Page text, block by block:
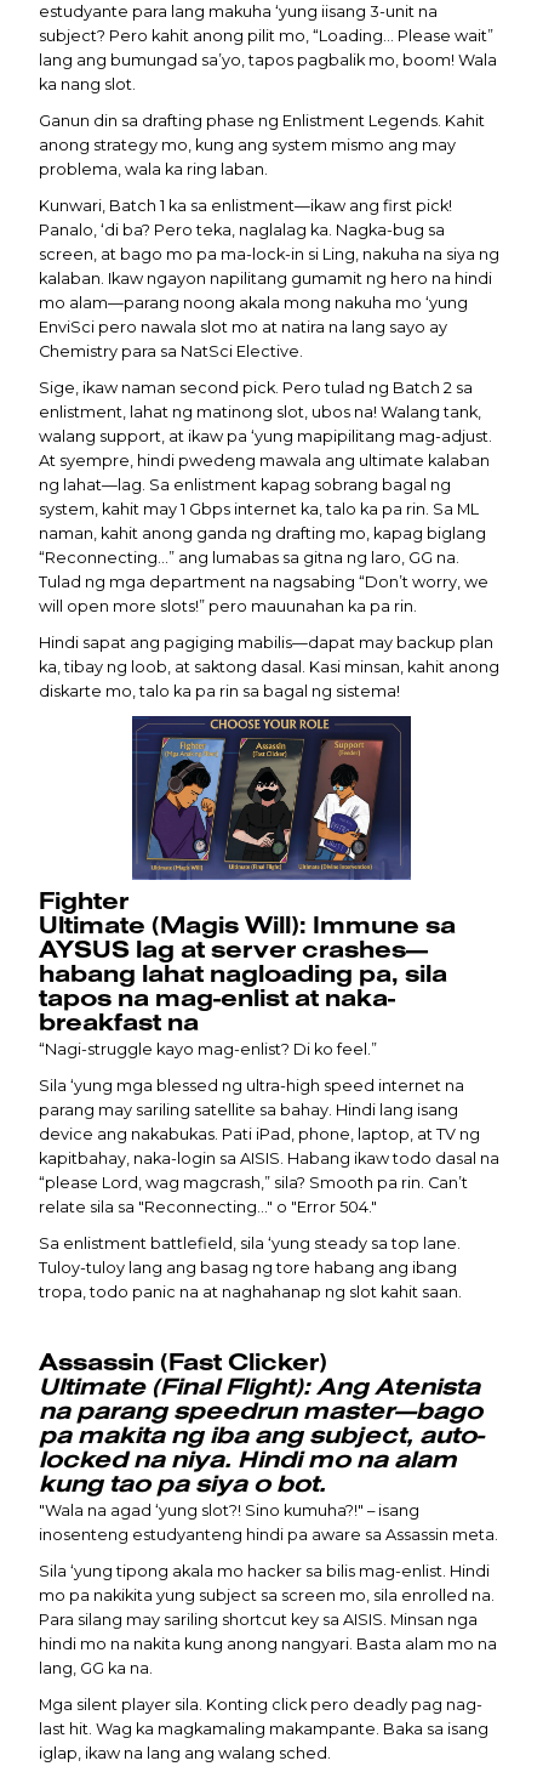
estudyante para lang makuha ‘yung iisang 3-unit na
subject? Pero kahit anong pilit mo, “Loading... Please wait”
lang ang bumungad sa’yo, tapos pagbalik mo, boom! Wala
ka nang slot.
Ganun din sa drafting phase ng Enlistment Legends. Kahit
anong strategy mo, kung ang system mismo ang may
problema, wala ka ring laban.
Kunwari, Batch 1 ka sa enlistment—ikaw ang first pick!
Panalo, ‘di ba? Pero teka, naglalag ka. Nagka-bug sa
screen, at bago mo pa ma-lock-in si Ling, nakuha na siya ng
kalaban. Ikaw ngayon napilitang gumamit ng hero na hindi
mo alam—parang noong akala mong nakuha mo ‘yung
EnviSci pero nawala slot mo at natira na lang sayo ay
Chemistry para sa NatSci Elective.
Sige, ikaw naman second pick. Pero tulad ng Batch 2 sa
enlistment, lahat ng matinong slot, ubos na! Walang tank,
walang support, at ikaw pa ‘yung mapipilitang mag-adjust.
At syempre, hindi pwedeng mawala ang ultimate kalaban
ng lahat—lag. Sa enlistment kapag sobrang bagal ng
system, kahit may 1 Gbps internet ka, talo ka pa rin. Sa ML
naman, kahit anong ganda ng drafting mo, kapag biglang
“Reconnecting...” ang lumabas sa gitna ng laro, GG na.
Tulad ng mga department na nagsabing “Don’t worry, we
will open more slots!” pero mauunahan ka pa rin.
Hindi sapat ang pagiging mabilis—dapat may backup plan
ka, tibay ng loob, at saktong dasal. Kasi minsan, kahit anong
diskarte mo, talo ka pa rin sa bagal ng sistema!
Fighter
Ultimate (Magis Will): Immune sa
AYSUS lag at server crashes—
habang lahat nagloading pa, sila
tapos na mag-enlist at naka-
breakfast na
“Nagi-struggle kayo mag-enlist? Di ko feel.”
Sila ‘yung mga blessed ng ultra-high speed internet na
parang may sariling satellite sa bahay. Hindi lang isang
device ang nakabukas. Pati iPad, phone, laptop, at TV ng
kapitbahay, naka-login sa AISIS. Habang ikaw todo dasal na
“please Lord, wag magcrash,” sila? Smooth pa rin. Can’t
relate sila sa "Reconnecting..." o "Error 504."
Sa enlistment battlefield, sila ‘yung steady sa top lane.
Tuloy-tuloy lang ang basag ng tore habang ang ibang
tropa, todo panic na at naghahanap ng slot kahit saan.
Assassin (Fast Clicker)
Ultimate (Final Flight): Ang Atenista
na parang speedrun master—bago
pa makita ng iba ang subject, auto-
locked na niya. Hindi mo na alam
kung tao pa siya o bot.
"Wala na agad ‘yung slot?! Sino kumuha?!" – isang
inosenteng estudyanteng hindi pa aware sa Assassin meta.
Sila ‘yung tipong akala mo hacker sa bilis mag-enlist. Hindi
mo pa nakikita yung subject sa screen mo, sila enrolled na.
Para silang may sariling shortcut key sa AISIS. Minsan nga
hindi mo na nakita kung anong nangyari. Basta alam mo na
lang, GG ka na.
Mga silent player sila. Konting click pero deadly pag nag-
last hit. Wag ka magkamaling makampante. Baka sa isang
iglap, ikaw na lang ang walang sched.